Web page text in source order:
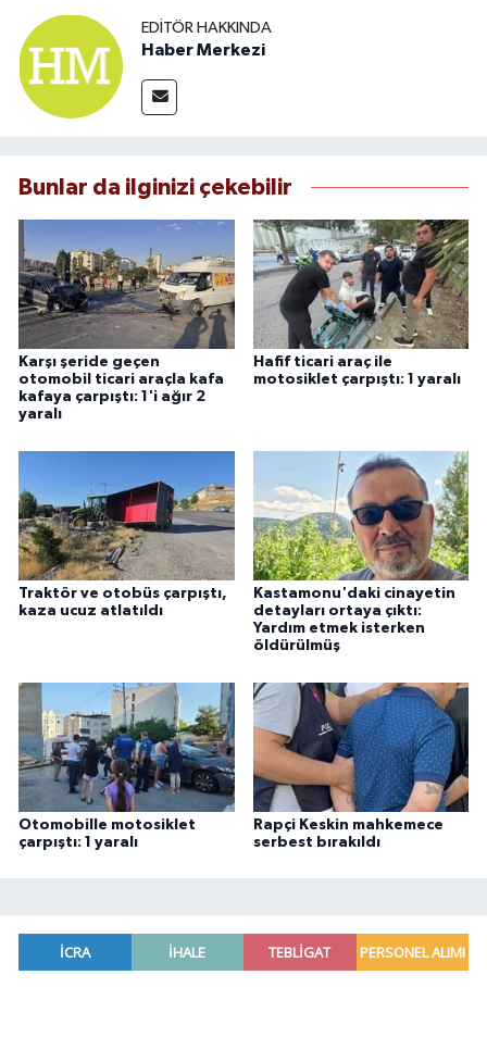
EDITÖR HAKKINDA
Haber Merkezi
Bunlar da ilginizi çekebilir
Karşı şeride geçen
otomobil ticari araçla kafa
kafaya çarpıştı: 1'i ağır 2
yaralı
Hafif ticari araç ile
motosiklet çarpıştı: 1 yaralı
Traktör ve otobüs çarpıştı,
kaza ucuz atlatıldı
Kastamonu'daki cinayetin
detayları ortaya çıktı:
Yardım etmek isterken
öldürülmüş
Otomobille motosiklet
çarpıştı: 1 yaralı
Rapçi Keskin mahkemece
serbest bırakıldı